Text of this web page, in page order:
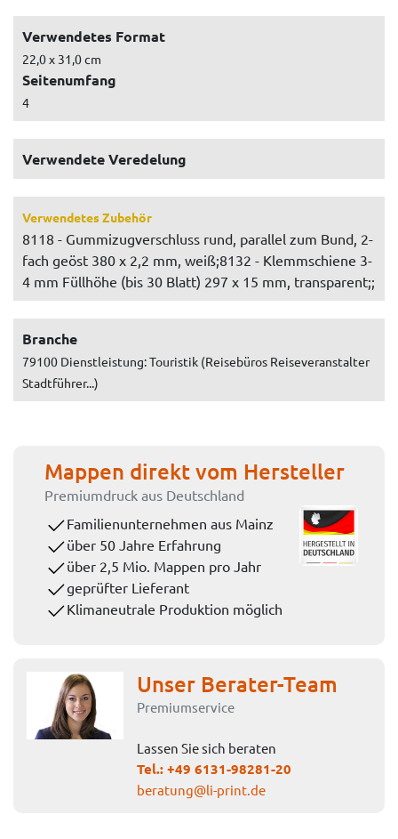
Verwendetes Format
22,0 x 31,0 cm
Seitenumfang
4
Verwendete Veredelung
Verwendetes Zubehör
8118 - Gummizugverschluss rund, parallel zum Bund, 2-
fach geöst 380 x 2,2 mm, weiß;8132 - Klemmschiene 3-
4 mm Füllhöhe (bis 30 Blatt) 297 x 15 mm, transparent;;
Branche
79100 Dienstleistung: Touristik (Reisebüros Reiseveranstalter
Stadtführer...)
Mappen direkt vom Hersteller
Premiumdruck aus Deutschland
Familienunternehmen aus Mainz
über 50 Jahre Erfahrung
über 2,5 Mio. Mappen pro Jahr
geprüfter Lieferant
Klimaneutrale Produktion möglich
Unser Berater-Team
Premiumservice
Lassen Sie sich beraten
Tel.:+49 6131-98281-20
beratung@li-print.de